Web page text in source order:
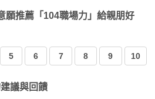
願推薦「104職場力」給親朋好
5 6 7 8 9 10
議與回饋